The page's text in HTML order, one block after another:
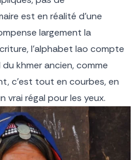
est en réalité d’une
largement la
l’alphabet lao compte
khmer ancien, comme
c’est tout en courbes, en
vrai régal pour les yeux.